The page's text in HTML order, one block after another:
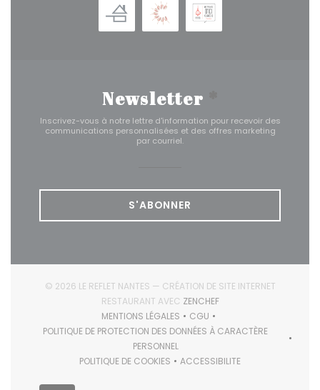
Newsletter
Inscrivez-vous à notre lettre d'information pour recevoir des
communications personnalisées et des offres marketing
par courriel.
S'ABONNER
© 2026 LE REFLET NANTES — CRÉATION DE SITE INTERNET
RESTAURANT AVEC ZENCHEF((OUVRE UNE NOUVELLE
MENTIONS LÉGALES
((OUVRE UNE NOUVELLE FENÊTRE))
CGU
((OUVRE UNE NOUVELLE
POLITIQUE DE PROTECTION DES DONNÉES À CARACTÈRE
PERSONNEL((OUVRE UNE NOUVELLE FENÊTRE))
POLITIQUE DE COOKIES
((OUVRE UNE NOUVELLE FENÊTRE))
ACCESSIBILITE
((OUVRE UNE NOUVELLE